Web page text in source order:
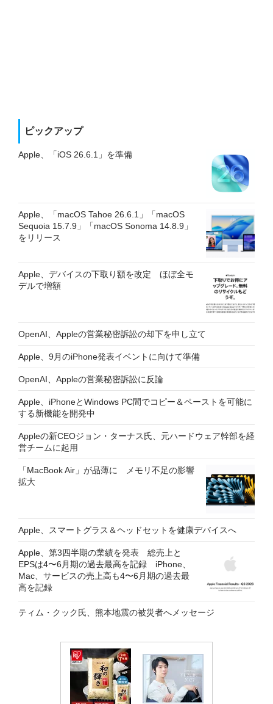
ピックアップ
Apple、「iOS 26.6.1」を準備
Apple、「macOS Tahoe 26.6.1」「macOS
Sequoia 15.7.9」「macOS Sonoma 14.8.9」
をリリース
Apple、デバイスの下取り額を改定 ほぼ全モ
デルで増額
OpenAI、Appleの営業秘密訴訟の却下を申し立て
Apple、9月のiPhone発表イベントに向けて準備
OpenAI、Appleの営業秘密訴訟に反論
Apple、iPhoneとWindows PC間でコピー＆ペーストを可能に
する新機能を開発中
Appleの新CEOジョン・ターナス氏、元ハードウェア幹部を経
営チームに起用
「MacBook Air」が品薄に メモリ不足の影響
拡大
Apple、スマートグラス＆ヘッドセットを健康デバイスへ
Apple、第3四半期の業績を発表 総売上と
EPSは4〜6月期の過去最高を記録 iPhone、
Mac、サービスの売上高も4〜6月期の過去最
高を記録
ティム・クック氏、熊本地震の被災者へメッセージ